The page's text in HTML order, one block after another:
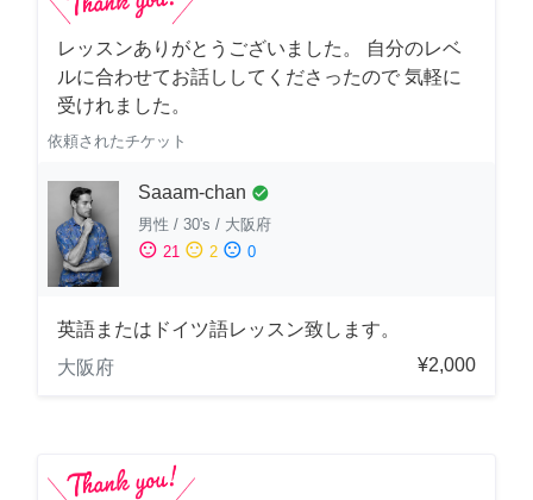
レッスンありがとうございました。 自分のレベ
ルに合わせてお話ししてくださったので 気軽に
受けれました。
依頼されたチケット
Saaam-chan check_circle
男性 / 30's / 大阪府
sentiment_satisfied 21 sentiment_neutral 2 sentiment_dissatisfied 0
英語またはドイツ語レッスン致します。
大阪府
¥2,000